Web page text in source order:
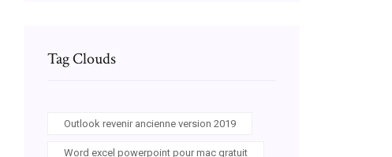
Tag Clouds
Outlook revenir ancienne version 2019
Word excel powerpoint pour mac gratuit